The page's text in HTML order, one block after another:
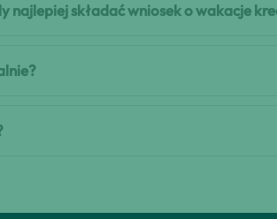
najlepiej składać wniosek o wakacje